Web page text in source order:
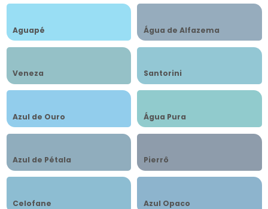
Aguapé Água de Alfazema
Veneza Santorini
Azul de Ouro Água Pura
Azul de Pétala Pierrô
Celofane Azul Opaco